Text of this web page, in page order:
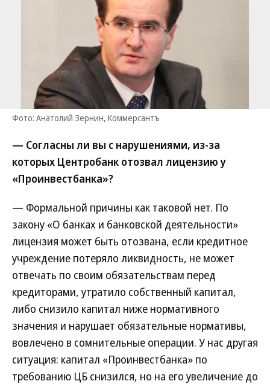
Фото: Анатолий Зернин, Коммерсантъ
— Согласны ли вы с нарушениями, из-за
которых Центробанк отозвал лицензию у
«Проинвестбанка»?
— Формальной причины как таковой нет. По
закону «О банках и банковской деятельности»
лицензия может быть отозвана, если кредитное
учреждение потеряло ликвидность, не может
отвечать по своим обязательствам перед
кредиторами, утратило собственный капитал,
либо снизило капитал ниже нормативного
значения и нарушает обязательные нормативы,
вовлечено в сомнительные операции. У нас другая
ситуация: капитал «Проинвестбанка» по
требованию ЦБ снизился, но на его увеличение до